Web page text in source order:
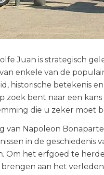
Juan is strategisch
enkele van de
historische betekenis
zoek bent naar een
die u zeker moet
van Napoleon
in de geschiedenis
Om het erfgoed te
aan het